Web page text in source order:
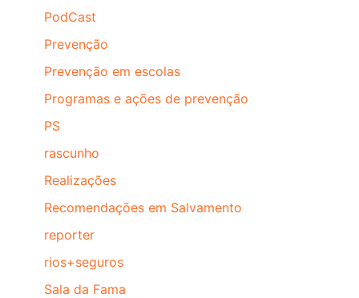
PodCast
Prevenção
Prevenção em escolas
Programas e ações de prevenção
PS
rascunho
Realizações
Recomendações em Salvamento
reporter
rios+seguros
Sala da Fama